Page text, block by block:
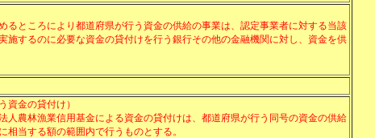
るところにより都道府県が行う資金の供給の事業は、認定事業者に対する当該
施するのに必要な資金の貸付けを行う銀行その他の金融機関に対し、資金を供
資金の貸付け）
人農林漁業信用基金による資金の貸付けは、都道府県が行う同号の資金の供給
当する額の範囲内で行うものとする。